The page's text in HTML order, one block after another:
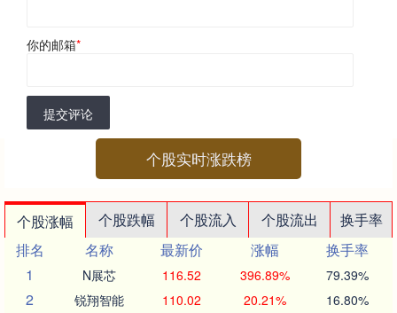
你的邮箱*
提交评论
个股实时涨跌榜
个股涨幅 个股跌幅 个股流入 个股流出
换手率
排名
名称 最新价 涨幅
换手率
1
N展芯 116.52 396.89% 79.39%
2 锐翔智能 110.02 20.21% 16.80%